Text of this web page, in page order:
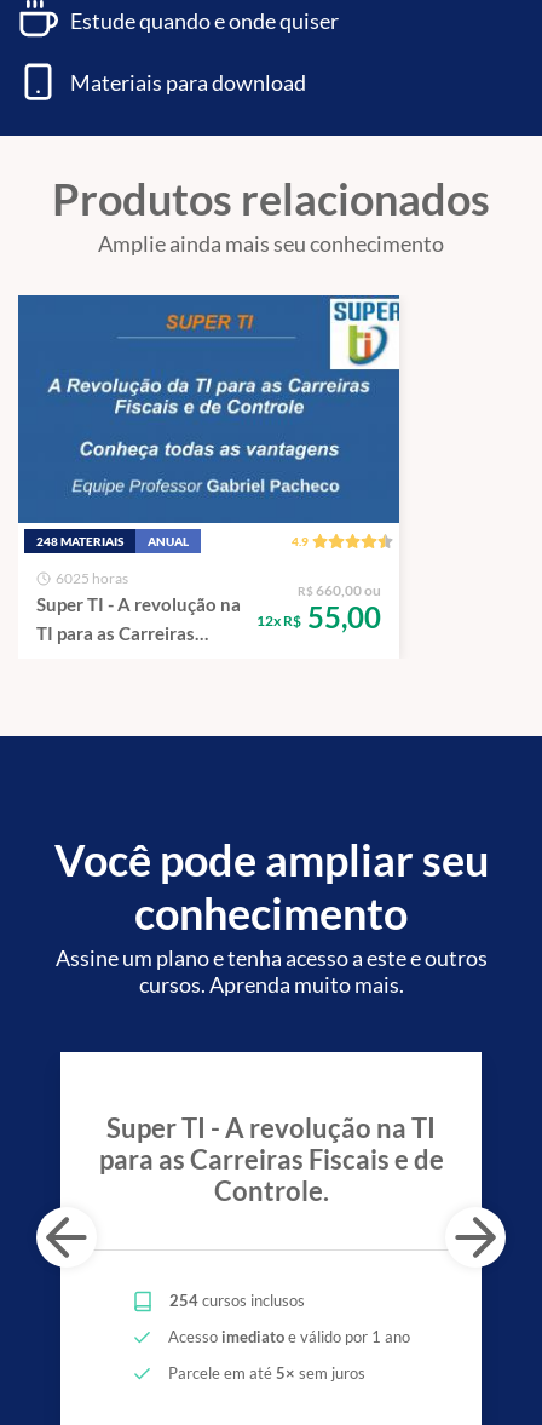
Estude quando e onde quiser
Materiais para download
Produtos relacionados
Amplie ainda mais seu conhecimento
248 MATERIAIS ANUAL 4.9
6025 horas
Super TI - A revolução na
TI para as Carreiras
R$ 660,00 ou
12x R$ 55,00
Você pode ampliar seu
conhecimento
Assine um plano e tenha acesso a este e outros
cursos. Aprenda muito mais.
Super TI - A revolução na TI
para as Carreiras Fiscais e de
Controle.
254cursos inclusos
Acesso imediatoe válido por 1 ano
Parcele em até5× sem juros